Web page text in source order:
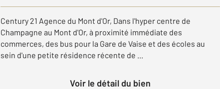
Century 21 Agence du Mont d'Or, Dans l'hyper centre de
Champagne au Mont d'Or, à proximité immédiate des
commerces, des bus pour la Gare de Vaise et des écoles au
sein d'une petite résidence récente de ...
Voir le détail du bien